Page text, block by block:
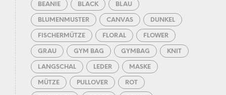
BEANIE BLACK BLAU
BLUMENMUSTER CANVAS DUNKEL
FISCHERMÜTZE FLORAL FLOWER
GRAU GYM BAG GYMBAG KNIT
LANGSCHAL LEDER MASKE
MÜTZE PULLOVER ROT